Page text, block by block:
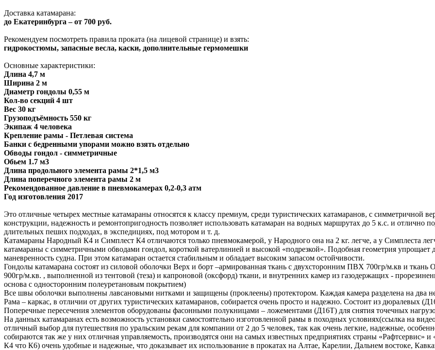
Доставка катамарана:
до Екатеринбурга – от 700 руб.
Рекомендуем посмотреть правила проката (на лицевой странице) и взять:
гидрокостюмы, запасные весла, каски, дополнительные гермомешки
Основные характеристики:
Длина 4,7 м
Ширина 2 м
Диаметр гондолы 0,55 м
Кол-во секций 4 шт
Вес 30 кг
Грузоподъёмность 550 кг
Экипаж 4 человека
Крепление рамы - Петлевая система
Банки с бедренными упорами можно взять отдельно
Обводы гондол - симметричные
Обьем 1.7 м3
Длина продольного элемента рамы 2*1,5 м3
Длина поперечного элемента рамы 2 м
Рекомендованное давление в пневмокамерах 0,2-0,3 атм
Год изготовления 2017
Это отличные четырех местные катамараны относятся к классу премиум, среди туристических катамаранов, с симметричной
конструкции, надежность и ремонтопригодность позволяет использовать катамаран на водных маршрутах до 5 к.с. и отлично
длительных пеших подходах, в экспедициях, под мотором и т. д.
Катамараны Народный К4 и Симплест К4 отличаются только пневмокамерой, у Народного она на 2 кг. легче, а у Симплеста
катамараны с симметричными обводами гондол, короткой ватерлинией и высокой «подрезкой». Подобная геометрия упрощает
маневренность судна. При этом катамаран остается стабильным и обладает высоким запасом остойчивости.
Гондолы катамарана состоят из силовой оболочки Верх и борт –армированная ткань с двухсторонним ПВХ 700гр/м.кв и
900гр/м.кв. , выполненной из тентовой (теза) и капроновой (оксфорд) ткани, и внутренних камер из газодержащих -
основа с односторонним полеуретановым покрытием)
Все швы оболочки выполнены лавсановыми нитками и защищены (проклеены) протектором. Каждая камера разделена на два
Рама – каркас, в отличии от других туристических катамаранов, собирается очень просто и надежно. Состоит из
Поперечные пересечения элементов оборудованы фасонными полукницами – ложементами (Д16Т) для снятия точечных
На данных катамаранах есть возможность установки самостоятельно изготовленной рамы в походных условиях(ссылка на
отличный выбор для путешествия по уральским рекам для компании от 2 до 5 человек, так как очень легкие, надежные,
собираются так же у них отличная управляемость, производятся они на самых известных предприятиях страны
К4 что К6) очень удобные и надежные, что доказывает их использование в прокатах на Алтае, Карелии, Дальнем востоке,